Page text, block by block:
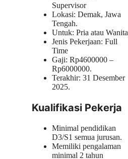
Supervisor
Lokasi: Demak, Jawa
Tengah.
Untuk: Pria atau Wanita
Jenis Pekerjaan: Full
Time
Gaji: Rp4600000 –
Rp6000000.
Terakhir: 31 Desember
2025.
Kualifikasi Pekerja
Minimal pendidikan
D3/S1 semua jurusan.
Memiliki pengalaman
minimal 2 tahun